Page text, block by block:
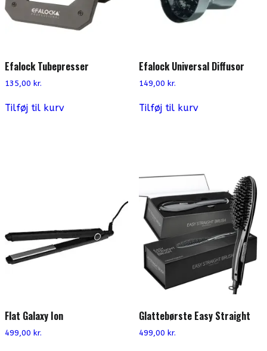
Efalock Tubepresser
135,00 kr.
Tilføj til kurv
Efalock Universal Diffusor
149,00 kr.
Tilføj til kurv
Flat Galaxy Ion
499,00 kr.
Glattebørste Easy Straight
499,00 kr.